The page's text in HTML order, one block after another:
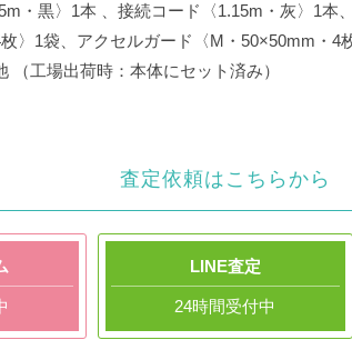
・黒〉1本 、接続コード〈1.15m・灰〉1本
〉1袋、アクセルガード〈M・50×50mm・4
工場出荷時：本体にセット済み）
査定依頼はこちらから
LINE査定
24時間受付中